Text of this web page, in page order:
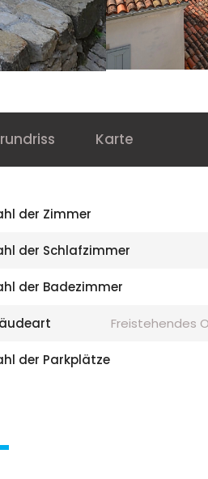
Karte
der Zimmer
der Schlafzimmer
der Badezimmer
Freistehendes
der Parkplätze